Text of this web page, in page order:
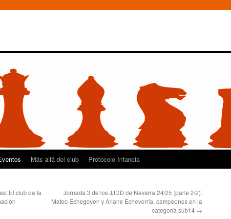
Más allá del club Protocolo Infancia
El club da la
Jornada 3 de los JJDD de Navarra 24/25 (parte 2/2):
Mateo Echegoyen y Ariane Echeverría, campeones en la
categoría sub14 →